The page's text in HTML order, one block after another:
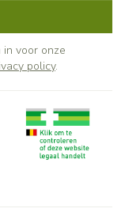
in voor onze
policy.